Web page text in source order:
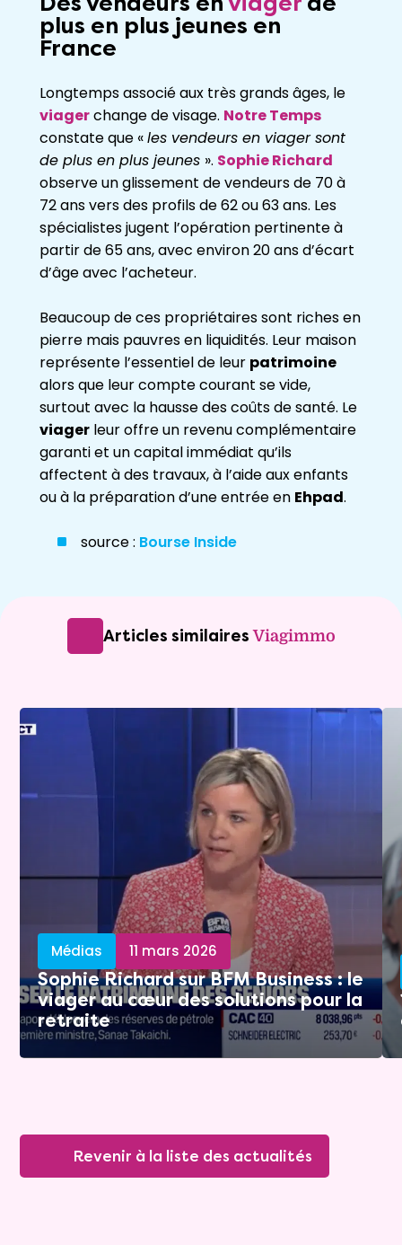
plus en plus jeunes en
France
Longtemps associé aux très grands âges, le
viagerchange de visage. Notre Temps
constate que «les vendeurs en viager sont
de plus en plus jeunes ». Sophie Richard
observe un glissement de vendeurs de 70 à
72 ans vers des profils de 62 ou 63 ans. Les
spécialistes jugent l’opération pertinente à
partir de 65 ans, avec environ 20 ans d’écart
d’âge avec l’acheteur.
Beaucoup de ces propriétaires sont riches en
pierre mais pauvres en liquidités. Leur maison
représente l’essentiel de leur patrimoine
alors que leur compte courant se vide,
surtout avec la hausse des coûts de santé. Le
viager leur offre un revenu complémentaire
garanti et un capital immédiat qu’ils
affectent à des travaux, à l’aide aux enfants
ou à la préparation d’une entrée en Ehpad.
source : Bourse Inside
Articles similairesViagimmo
Médias 11 mars 2026
Sophie Richard sur BFM Business : le
viager au cœur des solutions pour la
retraite
Revenir à la liste des actualités